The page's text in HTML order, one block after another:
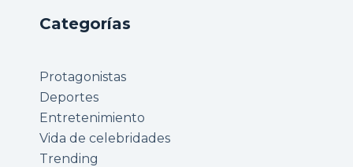
Categorías
Protagonistas
Deportes
Entretenimiento
Vida de celebridades
Trending